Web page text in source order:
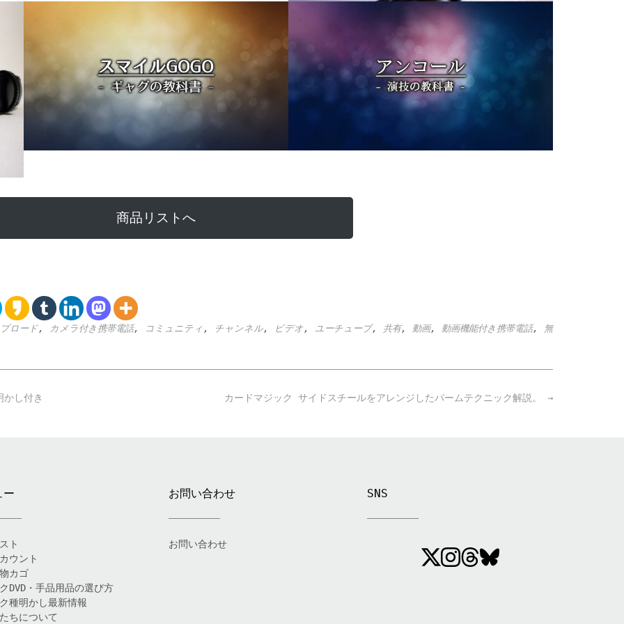
商品リストへ
ロード, カメラ付き携帯電話, コミュニティ , チャンネル, ビデオ, ユーチューブ, 共有, 動画, 動画機能付き携帯電話, 無
カードマジック サイドスチールをアレンジしたパームテクニック解説。 →
し付き
ー
ト
ウント
カゴ
DVD・手品用品の選び方
種明かし最新情報
ちについて
お問い合わせ
お問い合わせ
SNS